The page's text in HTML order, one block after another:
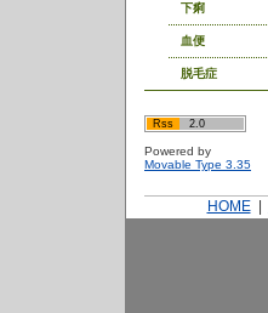
下痢
血便
脱毛症
Rss 2.0
Powered by
Movable Type 3.35
HOME|